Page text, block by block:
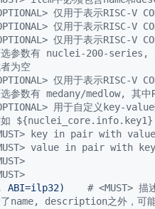
仅用于表示RISC-V
仅用于表示RISC-V
仅用于表示RISC-V
参数有 nuclei-200-
为空
仅用于表示RISC-V
参数有 medany/medlow, 其中
用于自定义key-value
${nuclei_core.info.key1}
key in pair with value,
value in pair with key
ABI=ilp32) # <MUST> 描
name, description之外，可